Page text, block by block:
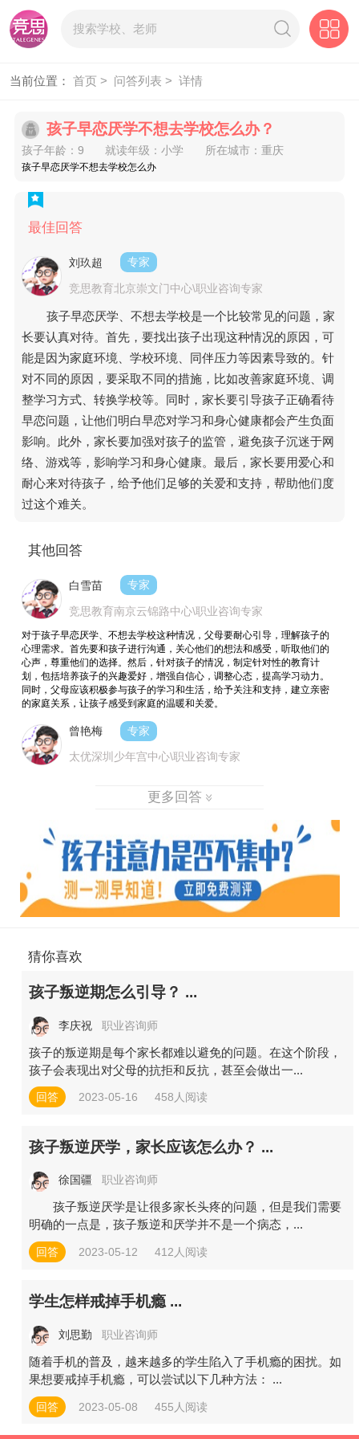
当前位置： 首页 > 问答列表 > 详情
孩子早恋厌学不想去学校怎么办？
孩子年龄：9 就读年级：小学 所在城市：重庆
孩子早恋厌学不想去学校怎么办
最佳回答
刘玖超
专家
竞思教育北京崇文门中心\职业咨询专家
孩子早恋厌学、不想去学校是一个比较常见的问题，家
长要认真对待。首先，要找出孩子出现这种情况的原因，可
能是因为家庭环境、学校环境、同伴压力等因素导致的。针
对不同的原因，要采取不同的措施，比如改善家庭环境、调
整学习方式、转换学校等。同时，家长要引导孩子正确看待
早恋问题，让他们明白早恋对学习和身心健康都会产生负面
影响。此外，家长要加强对孩子的监管，避免孩子沉迷于网
络、游戏等，影响学习和身心健康。最后，家长要用爱心和
耐心来对待孩子，给予他们足够的关爱和支持，帮助他们度
过这个难关。
其他回答
白雪苗
专家
竞思教育南京云锦路中心\职业咨询专家
对于孩子早恋厌学、不想去学校这种情况，父母要耐心引导，理解孩子的
心理需求。首先要和孩子进行沟通，关心他们的想法和感受，听取他们的
心声，尊重他们的选择。然后，针对孩子的情况，制定针对性的教育计
划，包括培养孩子的兴趣爱好，增强自信心，调整心态，提高学习动力。
同时，父母应该积极参与孩子的学习和生活，给予关注和支持，建立亲密
的家庭关系，让孩子感受到家庭的温暖和关爱。
曾艳梅
专家
太优深圳少年宫中心\职业咨询专家
更多回答
猜你喜欢
孩子叛逆期怎么引导？ ...
李庆祝 职业咨询师
孩子的叛逆期是每个家长都难以避免的问题。在这个阶段，
孩子会表现出对父母的抗拒和反抗，甚至会做出一...
回答 2023-05-16 458人阅读
孩子叛逆厌学，家长应该怎么办？ ...
徐国疆 职业咨询师
孩子叛逆厌学是让很多家长头疼的问题，但是我们需要
明确的一点是，孩子叛逆和厌学并不是一个病态，...
回答 2023-05-12 412人阅读
学生怎样戒掉手机瘾 ...
刘思勤 职业咨询师
随着手机的普及，越来越多的学生陷入了手机瘾的困扰。如
果想要戒掉手机瘾，可以尝试以下几种方法： ...
回答 2023-05-08 455人阅读